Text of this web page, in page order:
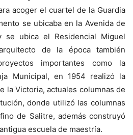
acoger el cuartel de la Guardia
se ubicaba en la Avenida de
se ubica el Residencial Miguel
de la época también
importantes como la
Municipal, en 1954 realizó la
la Victoria, actuales columnas de
donde utilizó las columnas
de Salitre, además construyó
escuela de maestría.